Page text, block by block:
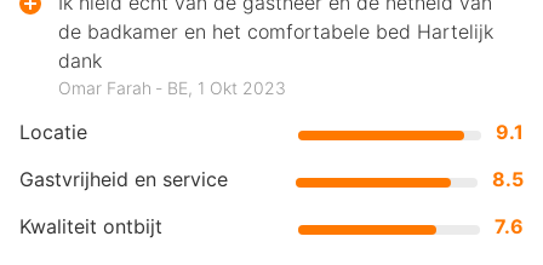
Locatie
9.1
Gastvrijheid en service
8.5
Kwaliteit ontbijt
7.6
de badkamer en het comfortabele bed Hartelijk
dank
Omar Farah ‐ BE, 1 Okt 2023